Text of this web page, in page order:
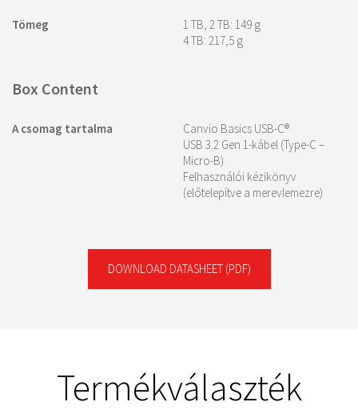
Tömeg
1 TB, 2 TB: 149 g
4 TB: 217,5 g
Box Content
A csomag tartalma
Canvio Basics USB-C®
USB 3.2 Gen 1-kábel (Type-C –
Micro-B)
Felhasználói kézikönyv
(előtelepítve a merevlemezre)
DOWNLOAD DATASHEET (PDF)
Termékválaszték